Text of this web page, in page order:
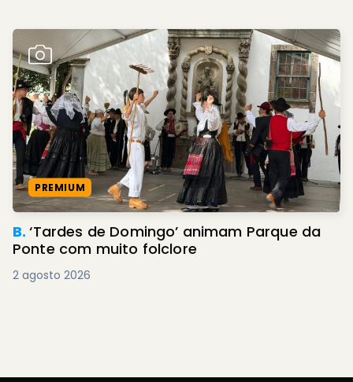
PREMIUM
B.‘Tardes de Domingo’ animam Parque da
Ponte com muito folclore
2 agosto 2026